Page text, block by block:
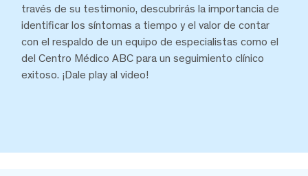
través de su testimonio, descubrirás la importancia de
identificar los síntomas a tiempo y el valor de contar
con el respaldo de un equipo de especialistas como el
del Centro Médico ABC para un seguimiento clínico
exitoso. ¡Dale play al video!